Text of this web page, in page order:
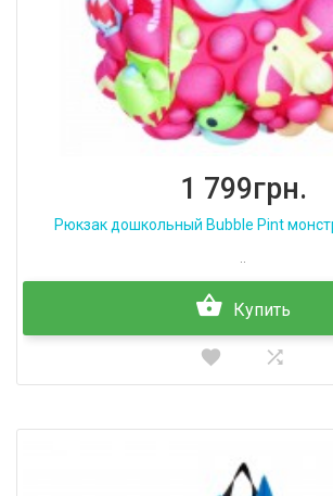
1 799грн.
Рюкзак дошкольный Bubble Pint
..
Купить